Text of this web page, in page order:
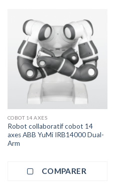
COBOT 14 AXES
Robot collaboratif cobot 14
axes ABB YuMi IRB14000 Dual-
Arm
COMPARER